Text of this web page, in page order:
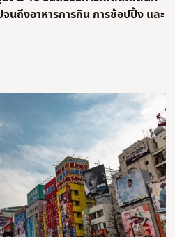
นถึงอาหารการกิน การช้อปปิ้ง และ